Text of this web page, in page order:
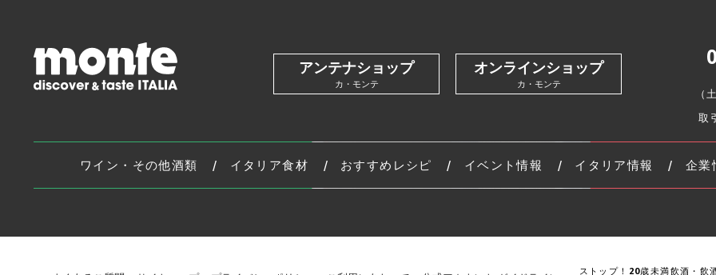
アンテナショップ
カ・モンテ
オンラインショップ
カ・モンテ
（
取
ワイン・その他酒類 イタリア食材 おすすめレシピ イベント情報 イタリア情報 企業
ストップ！20歳未満飲酒・飲